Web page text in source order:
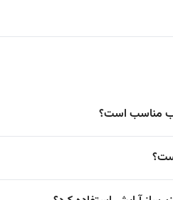
مناسب است؟